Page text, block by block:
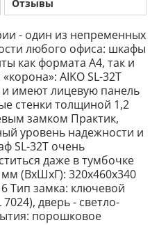
Отзывы
- один из непременных
любого офиса: шкафы
как формата A4, так и
AIKO SL-32T
и имеют лицевую панель
стенки толщиной 1,2
замком Практик,
уровень надежности и
SL-32T очень
даже в тумбочке
(ВхШхГ): 320x460x340
Тип замка: ключевой
дверь - светло-
порошковое